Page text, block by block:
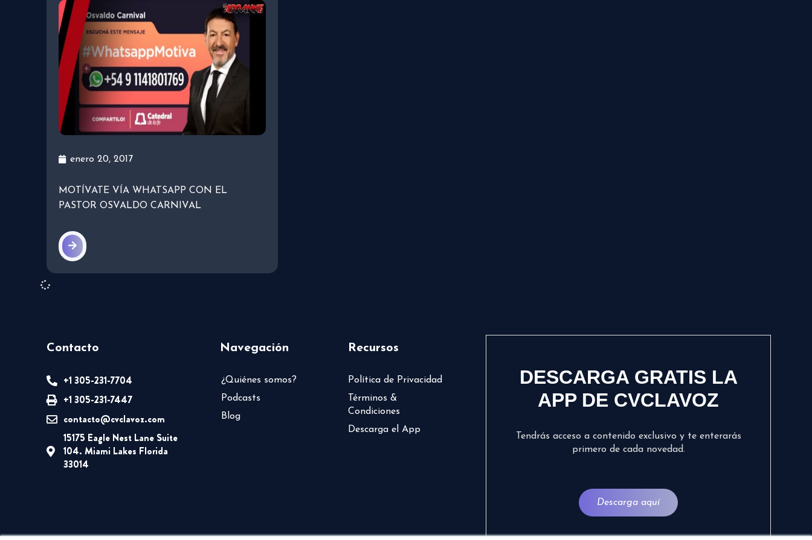
enero 20, 2017
MOTÍVATE VÍA WHATSAPP CON EL
PASTOR OSVALDO CARNIVAL
Contacto
+1 305-231-7704
+1 305-231-7447
contacto@cvclavoz.com
15175 Eagle Nest Lane Suite
104. Miami Lakes Florida
33014
Navegación
¿Quiénes somos?
Podcasts
Blog
Recursos
Política de Privacidad
Términos &
Condiciones
Descarga el App
DESCARGA GRATIS LA
APP DE CVCLAVOZ
Tendrás acceso a contenido exclusivo y te enterarás
primero de cada novedad.
Descarga aquí